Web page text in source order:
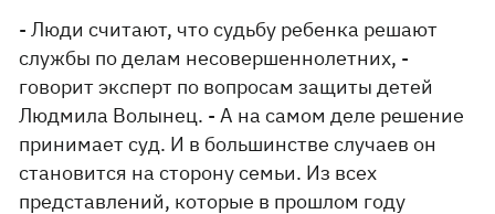
- Люди считают, что судьбу ребенка решают
службы по делам несовершеннолетних, -
говорит эксперт по вопросам защиты детей
Людмила Волынец. - А на самом деле решение
принимает суд. И в большинстве случаев он
становится на сторону семьи. Из всех
представлений, которые в прошлом году